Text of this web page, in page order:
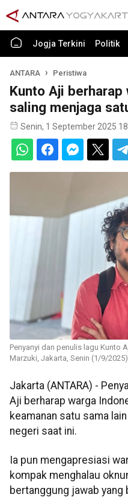
Jogja Terkini Politik
ANTARA Peristiwa
Kunto Aji berharap
saling menjaga
Senin, 1 September 2025
Penyanyi dan penulis lagu Kunto
Marzuki, Jakarta, Senin (1/9/
Jakarta (ANTARA) -
Aji berharap warga
keamanan satu sama
negeri saat ini.
Ia pun mengapresiasi
kompak menghalau
bertanggung jawab